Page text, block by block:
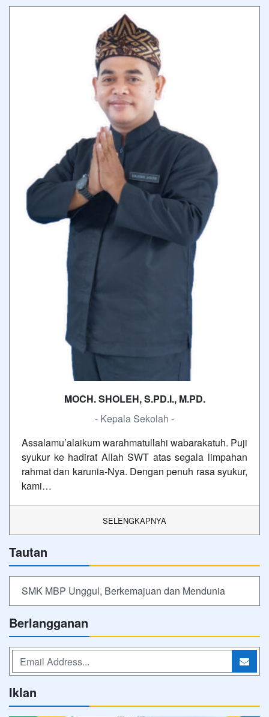
MOCH. SHOLEH, S.PD.I., M.PD.
- Kepala Sekolah -
Assalamu’alaikum warahmatullahi wabarakatuh. Puji
syukur ke hadirat Allah SWT atas segala limpahan
rahmat dan karunia-Nya. Dengan penuh rasa syukur,
kami…
SELENGKAPNYA
Tautan
SMK MBP Unggul, Berkemajuan dan Mendunia
Berlangganan
Iklan